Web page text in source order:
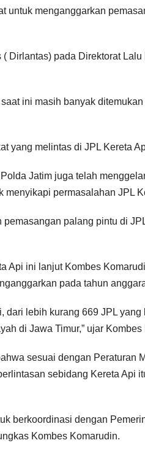
untuk menganggarkan
Dirlantas) pada Direktorat
ini masih banyak
yang melintas di JPL Kereta
Jatim juga telah
permasalahan JPL
palang pintu di
Api ini lanjut Kombes
pada tahun
dari lebih kurang 669 JPL
di Jawa Timur,” ujar Kombes
sesuai dengan Peraturan
sebidang Kereta Api
berkoordinasi dengan
Kombes Komarudin.